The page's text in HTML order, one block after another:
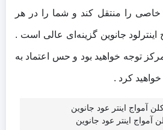
را منتقل کند و شما را در هر
اینترلود جانوین گزینه‌ای عالی است .
توجه خواهید بود و حس اعتماد به
کرد .
آمواج اینتر عود جانوین